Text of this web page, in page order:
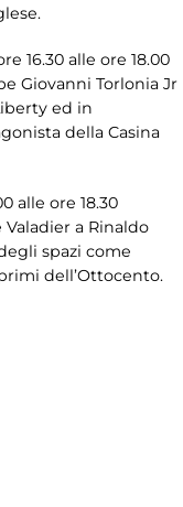
16.30 alle ore 18.00
Giovanni Torlonia Jr
ed in
della Casina
alle ore 18.30
Valadier a Rinaldo
spazi come
dell’Ottocento.